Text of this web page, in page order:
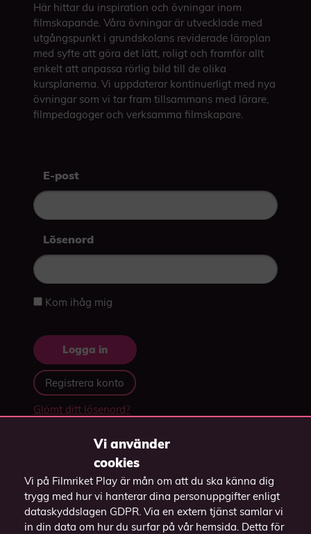
Vi använder
cookies
Vi på Filmriket Play är mån om att du ska känna dig
trygg med hur vi hanterar dina personuppgifter enligt
dataskyddslagen GDPR. Via en extern tjänst samlar vi
in din data om hur du surfar på vår hemsida. Detta för
Här hittar du inspiration och övningar inom
filmskapande. Våra övningar är utvecklade med
utgångspunkt i grundskolans reviderade läroplan
med syfte att göra det lätt, roligt och framför allt
enkelt att anpassa rörlig bild till de olika
kursplanerna. Vi uppdaterar kontinuerligt med nya
övningar som vi tar fram tillsammans med lärare,
filmpedagoger och verksamma filmskapare.
E-post
Lösenord
Kom ihåg mig
Registrera konto
Glömt ditt lösenord?